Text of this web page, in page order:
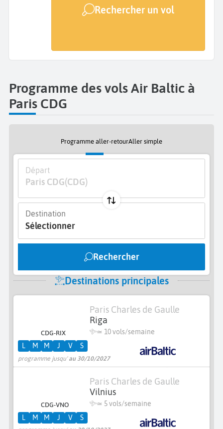
Rechercher un vol
Programme des vols Air Baltic à
Paris CDG
Programme aller-retourAller simple
Départ
Paris CDG(CDG)
Destination
Sélectionner
Rechercher
Destinations principales
CDG-RIX
Paris Charles de Gaulle
Riga
≃ 10 vols/semaine
programme jusqu'au 30/10/2027
L M M J V S
CDG-VNO
Paris Charles de Gaulle
Vilnius
≃ 5 vols/semaine
L M M J V S